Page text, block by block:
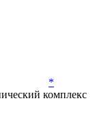
*
комплекс